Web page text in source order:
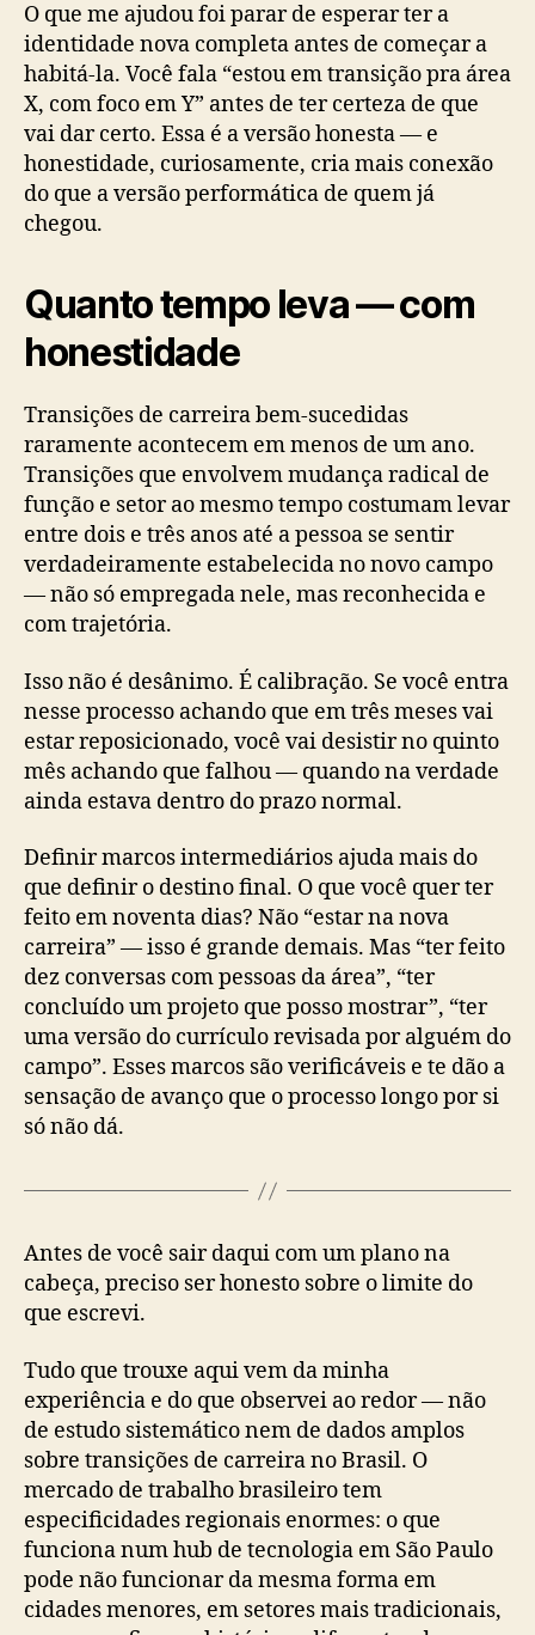
O que me ajudou foi parar de esperar ter a
identidade nova completa antes de começar a
habitá-la. Você fala “estou em transição pra área
X, com foco em Y” antes de ter certeza de que
vai dar certo. Essa é a versão honesta — e
honestidade, curiosamente, cria mais conexão
do que a versão performática de quem já
chegou.
Quanto tempo leva — com
honestidade
Transições de carreira bem-sucedidas
raramente acontecem em menos de um ano.
Transições que envolvem mudança radical de
função e setor ao mesmo tempo costumam levar
entre dois e três anos até a pessoa se sentir
verdadeiramente estabelecida no novo campo
— não só empregada nele, mas reconhecida e
com trajetória.
Isso não é desânimo. É calibração. Se você entra
nesse processo achando que em três meses vai
estar reposicionado, você vai desistir no quinto
mês achando que falhou — quando na verdade
ainda estava dentro do prazo normal.
Definir marcos intermediários ajuda mais do
que definir o destino final. O que você quer ter
feito em noventa dias? Não “estar na nova
carreira” — isso é grande demais. Mas “ter feito
dez conversas com pessoas da área”, “ter
concluído um projeto que posso mostrar”, “ter
uma versão do currículo revisada por alguém do
campo”. Esses marcos são verificáveis e te dão a
sensação de avanço que o processo longo por si
só não dá.
Antes de você sair daqui com um plano na
cabeça, preciso ser honesto sobre o limite do
que escrevi.
Tudo que trouxe aqui vem da minha
experiência e do que observei ao redor — não
de estudo sistemático nem de dados amplos
sobre transições de carreira no Brasil. O
mercado de trabalho brasileiro tem
especificidades regionais enormes: o que
funciona num hub de tecnologia em São Paulo
pode não funcionar da mesma forma em
cidades menores, em setores mais tradicionais,